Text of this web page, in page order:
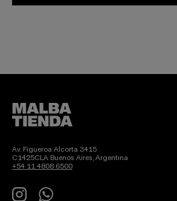
Av. Figueroa Alcorta 3415
C1425CLA Buenos Aires, Argentina
+54 11 4808 6500